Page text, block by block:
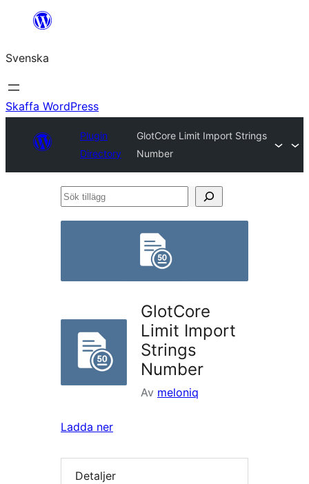
Hoppa
innehåll
Svenska
Skaffa WordPress
Plugin
Directory
GlotCore Limit Import Strings
Number
Sök
GlotCore
Limit Import
Strings
Number
Av meloniq
Ladda ner
Detaljer